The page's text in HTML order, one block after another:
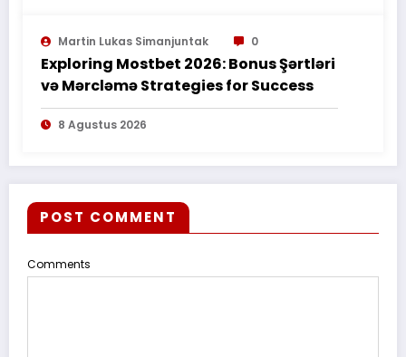
Martin Lukas Simanjuntak 0
Exploring Mostbet 2026: Bonus Şərtləri
və Mərcləmə Strategies for Success
8 Agustus 2026
POST COMMENT
Comments